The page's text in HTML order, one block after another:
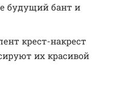
будущий бант и
крест-накрест
их красивой